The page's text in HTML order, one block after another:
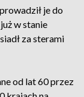
je do
w stanie
za sterami
od lat 60 przez